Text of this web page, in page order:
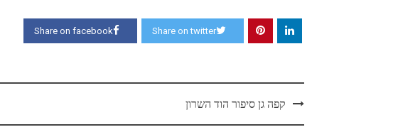
Share on facebook Share on twitter
Postקפה גן סיפור הוד השרון